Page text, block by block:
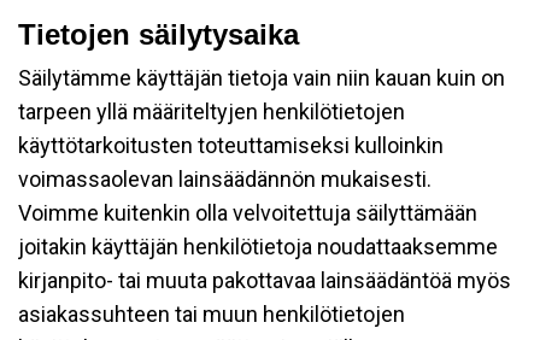
Tietojen säilytysaika
Säilytämme käyttäjän tietoja vain niin kauan kuin on
tarpeen yllä määriteltyjen henkilötietojen
käyttötarkoitusten toteuttamiseksi kulloinkin
voimassaolevan lainsäädännön mukaisesti.
Voimme kuitenkin olla velvoitettuja säilyttämään
joitakin käyttäjän henkilötietoja noudattaaksemme
kirjanpito- tai muuta pakottavaa lainsäädäntöä myös
asiakassuhteen tai muun henkilötietojen